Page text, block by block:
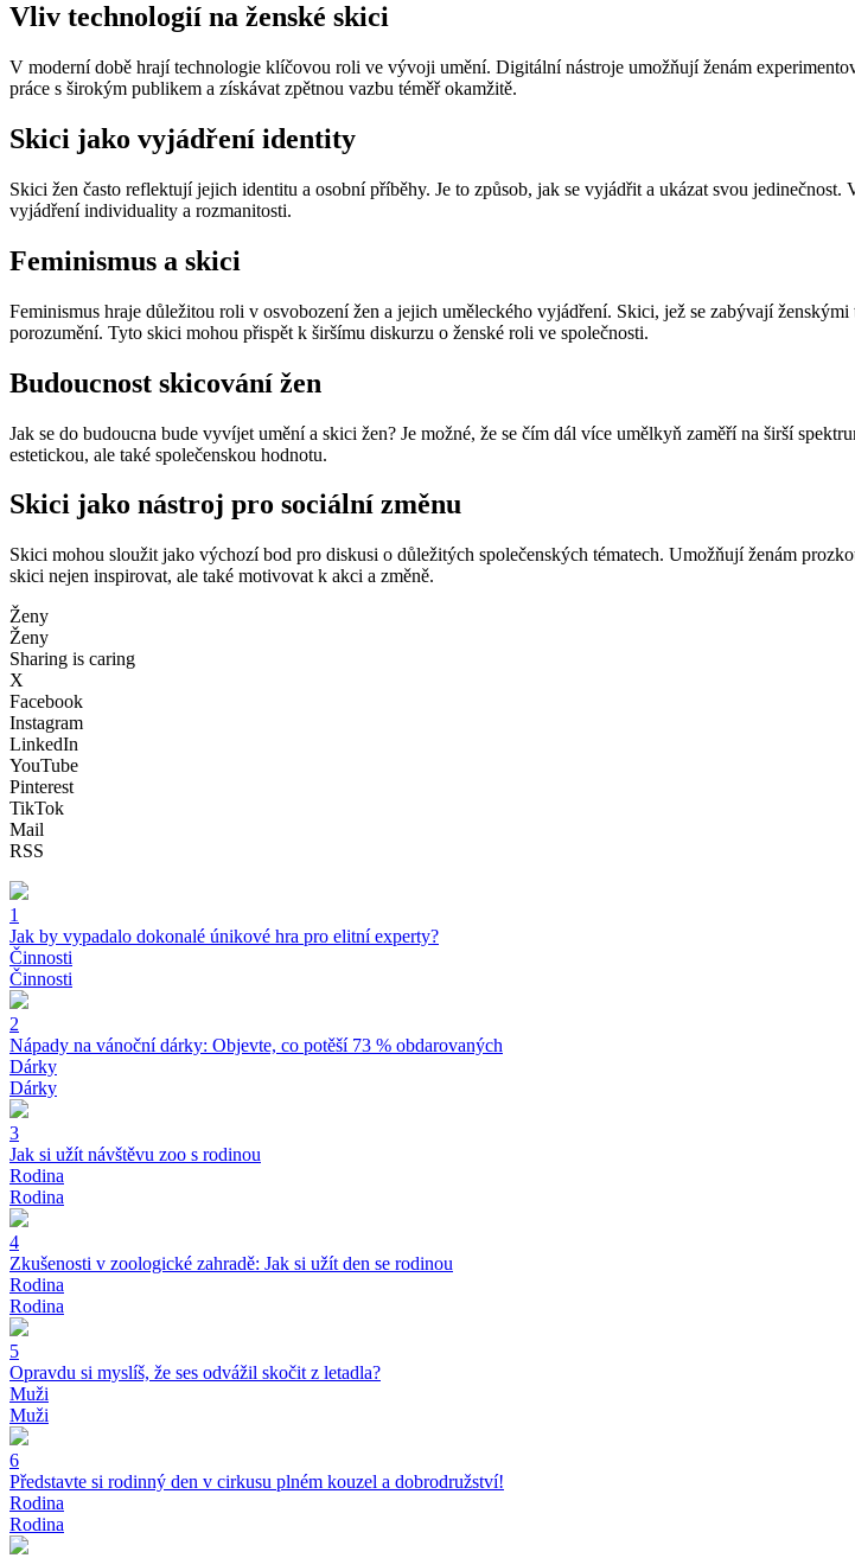
Vliv technologií na ženské skici
V moderní době hrají technologie klíčovou roli ve vývoji umění. Digitální nástroje umožňují ženám
práce s širokým publikem a získávat zpětnou vazbu téměř okamžitě.
Skici jako vyjádření identity
Skici žen často reflektují jejich identitu a osobní příběhy. Je to způsob, jak se vyjádřit a ukázat svou
vyjádření individuality a rozmanitosti.
Feminismus a skici
Feminismus hraje důležitou roli v osvobození žen a jejich uměleckého vyjádření. Skici, jež se zabývají
porozumění. Tyto skici mohou přispět k širšímu diskurzu o ženské roli ve společnosti.
Budoucnost skicování žen
Jak se do budoucna bude vyvíjet umění a skici žen? Je možné, že se čím dál více umělkyň zaměří na širší
estetickou, ale také společenskou hodnotu.
Skici jako nástroj pro sociální změnu
Skici mohou sloužit jako výchozí bod pro diskusi o důležitých společenských tématech. Umožňují ženám
skici nejen inspirovat, ale také motivovat k akci a změně.
Ženy
Ženy
Sharing is caring
X
Facebook
Instagram
LinkedIn
YouTube
Pinterest
TikTok
Mail
RSS
1
Jak by vypadalo dokonalé únikové hra pro elitní experty?
Činnosti
Činnosti
2
Nápady na vánoční dárky: Objevte, co potěší 73 % obdarovaných
Dárky
Dárky
3
Jak si užít návštěvu zoo s rodinou
Rodina
Rodina
4
Zkušenosti v zoologické zahradě: Jak si užít den se rodinou
Rodina
Rodina
5
Opravdu si myslíš, že ses odvážil skočit z letadla?
Muži
Muži
6
Představte si rodinný den v cirkusu plném kouzel a dobrodružství!
Rodina
Rodina